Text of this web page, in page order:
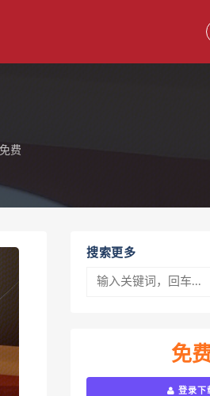
费
搜索更多
免
登录下